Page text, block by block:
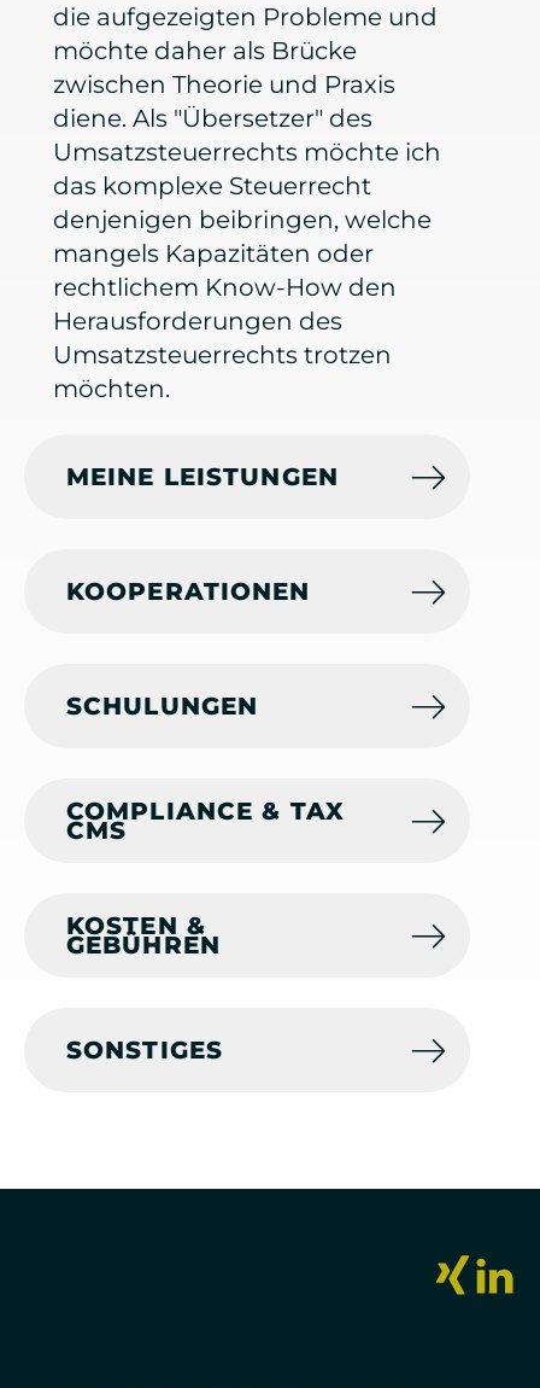
die aufgezeigten Probleme und
möchte daher als Brücke
zwischen Theorie und Praxis
diene. Als "Übersetzer" des
Umsatzsteuerrechts möchte ich
das komplexe Steuerrecht
denjenigen beibringen, welche
mangels Kapazitäten oder
rechtlichem Know-How den
Herausforderungen des
Umsatzsteuerrechts trotzen
möchten.
MEINE LEISTUNGEN
KOOPERATIONEN
SCHULUNGEN
COMPLIANCE & TAX
CMS
KOSTEN &
GEBÜHREN
SONSTIGES